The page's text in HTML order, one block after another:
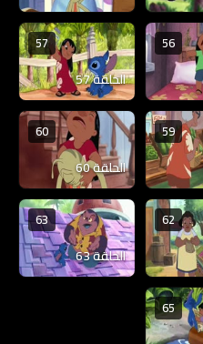
56
57
الحلقة 57
59
60
الحلقة 60
62
63
الحلقة 63
65